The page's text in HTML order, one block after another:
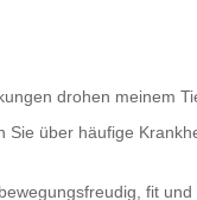
drohen meinem
über häufige
fit und